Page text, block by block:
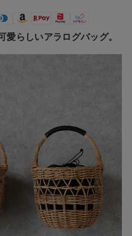
愛らしいアラログバッグ。